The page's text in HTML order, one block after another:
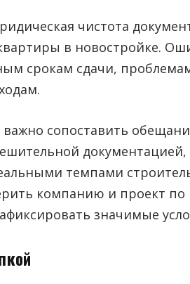
чистота
в новостройке.
срокам сдачи,
сопоставить
темпами
компанию и проект по
значимые